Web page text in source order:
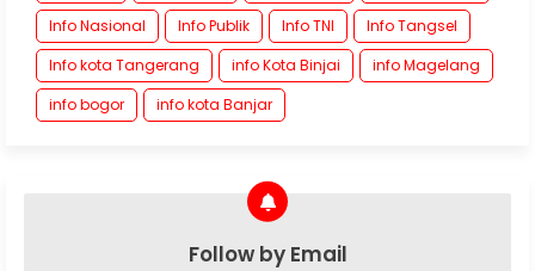
Info Nasional
Info Publik Info TNI
Info Tangsel
Info kota Tangerang
info Kota Binjai
info Magelang
info bogor
info kota Banjar
Follow by Email